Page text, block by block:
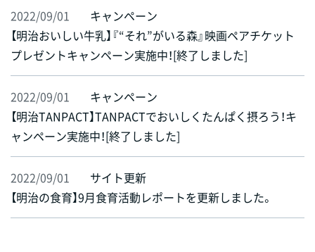
2022/09/01
キャンペーン
【明治おいしい牛乳】『“それ”がいる森』映画ペアチケット
プレゼントキャンペーン実施中！[終了しました]
2022/09/01
キャンペーン
【明治TANPACT】TANPACTでおいしくたんぱく摂ろう！キ
ャンペーン実施中！[終了しました]
2022/09/01
サイト更新
【明治の食育】9月食育活動レポートを更新しました。